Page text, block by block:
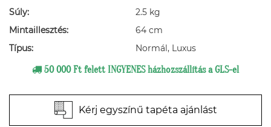
Súly:
2.5 kg
Mintaillesztés:
64 cm
Típus:
Normál, Luxus
50 000 Ft felett INGYENES házhozszállítás a GLS-el
Kérj egyszínű tapéta ajánlást